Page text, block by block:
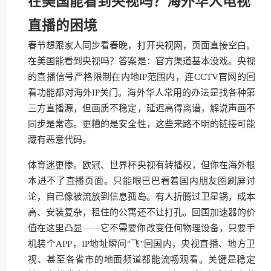
直播的困境
春节想跟家人同步看春晚，打开央视网，页面直接空白。
在美国能看到央视吗？答案是：官方渠道基本没戏。央视
的直播信号严格限制在内地IP范围内，连CCTV官网的回
看功能都对海外IP关门。海外华人常用的办法是找各种第
三方直播源，但画质不稳定，延迟高得离谱，解说声画不
同步是常态。更糟的是安全性，这些来路不明的链接可能
藏有恶意代码。
体育迷更惨。欧冠、世界杯央视有转播权，但你在海外根
本进不了直播页面。只能眼巴巴看着国内朋友圈刷屏讨
论，自己像被流放到信息孤岛。有人折腾过卫星锅，成本
高、安装复杂，租住的公寓还不让打孔。回国加速器的价
值在这里凸显——它不需要你改变任何物理设备，只要手
机装个APP，IP地址瞬间"飞"回国内，央视直播、地方卫
视、甚至各省市的地面频道都能流畅观看。关键是稳定